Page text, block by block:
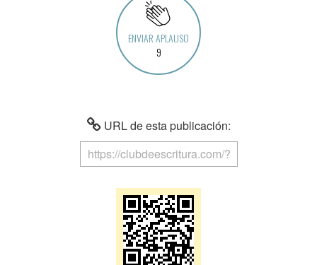
ENVIAR APLAUSO
9
URL de esta publicación: